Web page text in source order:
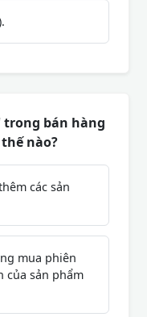
bán hàng
nào?
các sản
mua phiên
của sản phẩm